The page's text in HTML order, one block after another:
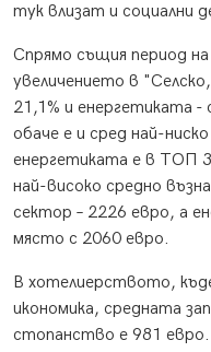
тук влизат и социални
Спрямо същия период
увеличението в
21,1% и енергетиката
обаче е и сред най-
енергетиката е в ТОП
най-високо средно
сектор – 2226 евро, а
място с 2060 евро.
В хотелиерството,
икономика, средната
стопанство е 981 евро.